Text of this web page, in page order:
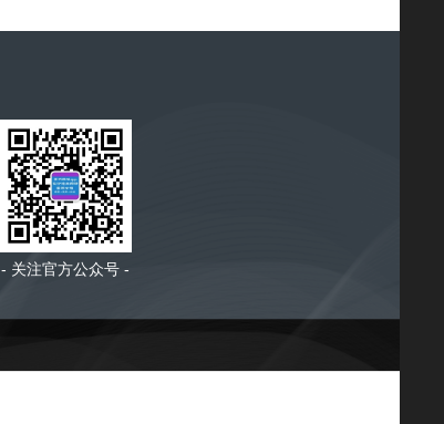
- 关注官方公众号 -